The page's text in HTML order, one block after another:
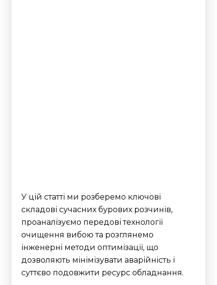
У цій статті ми розберемо ключові
складові сучасних бурових розчинів,
проаналізуємо передові технології
очищення вибою та розглянемо
інженерні методи оптимізації, що
дозволяють мінімізувати аварійність і
суттєво подовжити ресурс обладнання.